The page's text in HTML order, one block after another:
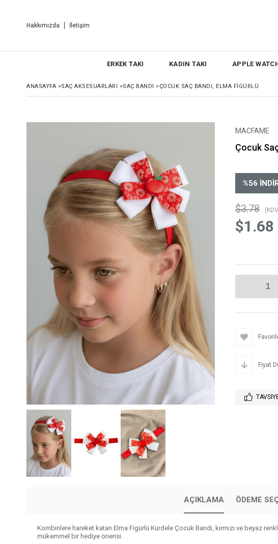
Hakkımızda İletişim
ERKEK TAKI KADIN TAKI APPLE
ANASAYFA >SAÇ AKSESUARLARI >SAÇ BANDI >ÇOCUK SAÇ BANDI, ELMA FIGÜRLÜ
MACFAME
Çocuk
%56
$3.78
$1.68
Fiyat
AÇIKLAMA ÖDEME
Kombinlere hareket katan Elma Figürlü Kurdele Çocuk Bandı, kırmızı ve beyaz
mükemmel bir hediye önerisi.